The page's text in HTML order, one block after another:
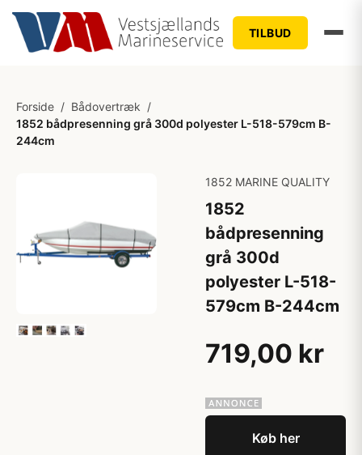
TILBUD
Forside / Bådovertræk /
1852 bådpresenning grå 300d polyester L-518-579cm B-
244cm
1852 MARINE QUALITY
1852
bådpresenning
grå 300d
polyester L-518-
579cm B-244cm
719,00 kr
Køb her